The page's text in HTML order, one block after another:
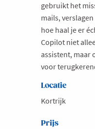
gebruikt het
mails,
hoe haal je er
Copilot niet
assistent, maar
voor
Locatie
Kortrijk
Prijs